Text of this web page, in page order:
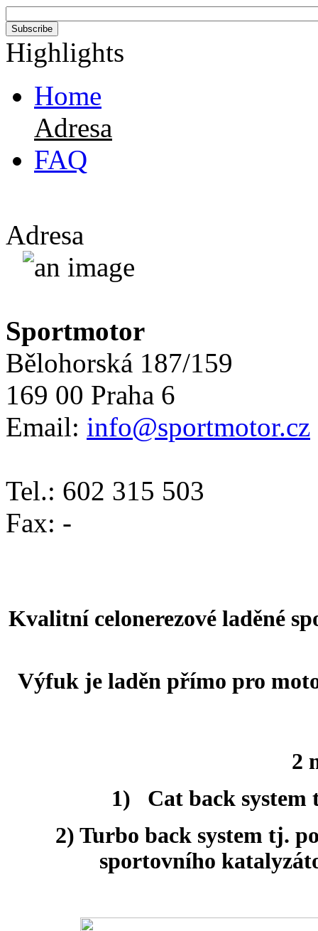
Highlights
Home
Adresa
FAQ
Adresa
Sportmotor
Bělohorská 187/159
169 00 Praha 6
Email: info@sportmotor.cz
Tel.: 602 315 503
Fax: -
Kvalitní celonerezové laděné
Výfuk je laděn přímo pro
2
1) Cat back
2) Turbo back system tj.
sportovního